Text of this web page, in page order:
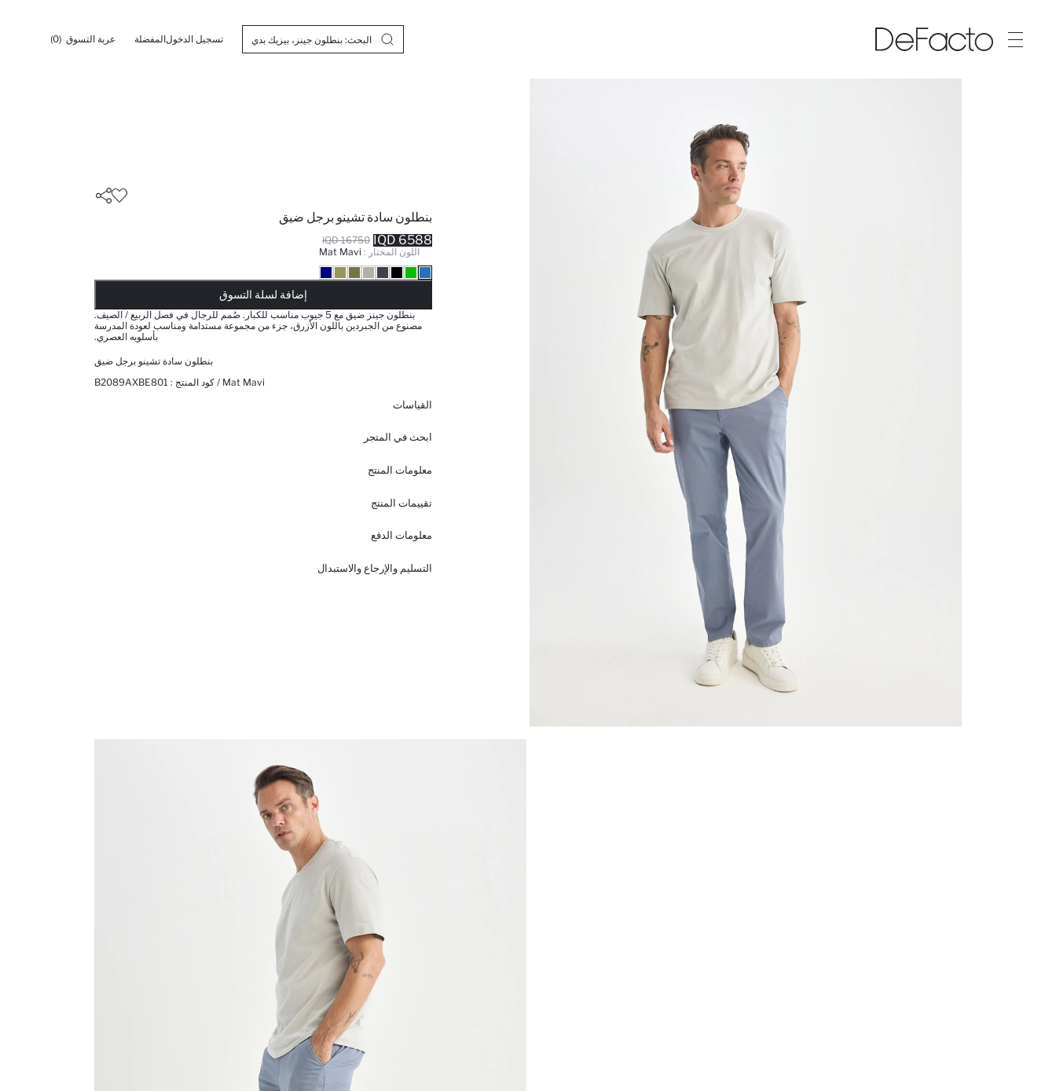
تسجيل الدخولالمفضلة عربة التسوق (0)
بنطلون سادة تشينو برجل ضيق
16750 IQD 6588 IQD
اللون المختار : Mat Mavi
إضافة لسلة التسوق
نفذت الكمية ... إخبارعندما يكون في المخزن
يضاف المنتج إلى سلة التسوق
تمت إضافة المنتج إلى سلة التسوق
بنطلون جينز ضيق مع 5 جيوب مناسب للكبار. صُمم للرجال في فصل الربيع / الصيف.
مصنوع من الجبردين باللون الأزرق، جزء من مجموعة مستدامة ومناسب لعودة المدرسة
بأسلوبه العصري.
بنطلون سادة تشينو برجل ضيق
Mat Mavi / كود المنتج :
B2089AXBE801
القياسات
ابحث في المتجر
معلومات المنتج
تقييمات المنتج
معلومات الدفع
التسليم والإرجاع والاستبدال